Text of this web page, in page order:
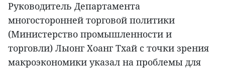
Руководитель Департамента
многосторонней торговой политики
(Министерство промышленности и
торговли) Лыонг Хоанг Тхай с точки зрения
макроэкономики указал на проблемы для